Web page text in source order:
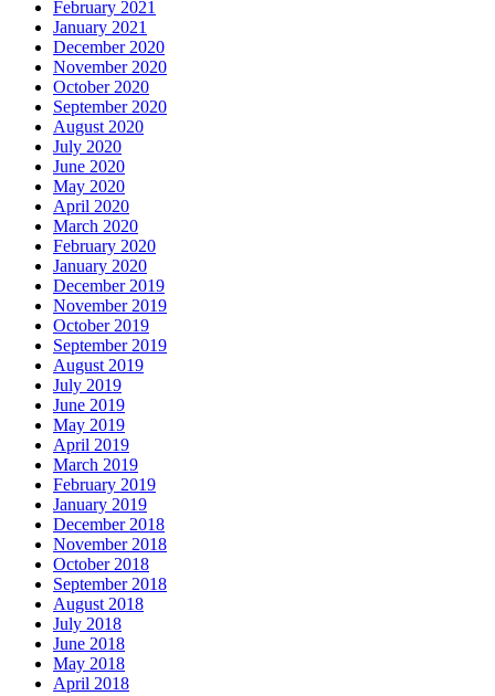
February 2021
January 2021
December 2020
November 2020
October 2020
September 2020
August 2020
July 2020
June 2020
May 2020
April 2020
March 2020
February 2020
January 2020
December 2019
November 2019
October 2019
September 2019
August 2019
July 2019
June 2019
May 2019
April 2019
March 2019
February 2019
January 2019
December 2018
November 2018
October 2018
September 2018
August 2018
July 2018
June 2018
May 2018
April 2018